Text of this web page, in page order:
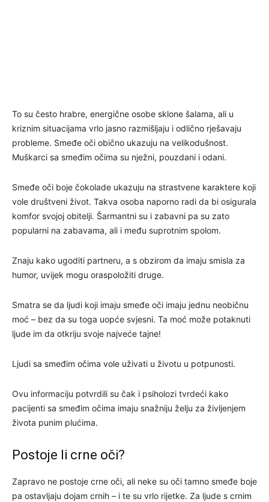
To su često hrabre, energične osobe sklone šalama, ali u
kriznim situacijama vrlo jasno razmišljaju i odlično rješavaju
probleme. Smeđe oči obično ukazuju na velikodušnost.
Muškarci sa smeđim očima su nježni, pouzdani i odani.
Smeđe oči boje čokolade ukazuju na strastvene karaktere koji
vole društveni život. Takva osoba naporno radi da bi osigurala
komfor svojoj obitelji. Šarmantni su i zabavni pa su zato
popularni na zabavama, ali i među suprotnim spolom.
Znaju kako ugoditi partneru, a s obzirom da imaju smisla za
humor, uvijek mogu oraspoložiti druge.
Smatra se da ljudi koji imaju smeđe oči imaju jednu neobičnu
moć – bez da su toga uopće svjesni. Ta moć može potaknuti
ljude im da otkriju svoje najveće tajne!
Ljudi sa smeđim očima vole uživati u životu u potpunosti.
Ovu informaciju potvrdili su čak i psiholozi tvrdeći kako
pacijenti sa smeđim očima imaju snažniju želju za življenjem
života punim plućima.
Postoje li crne oči?
Zapravo ne postoje crne oči, ali neke su oči tamno smeđe boje
pa ostavljaju dojam crnih – i te su vrlo rijetke. Za ljude s crnim